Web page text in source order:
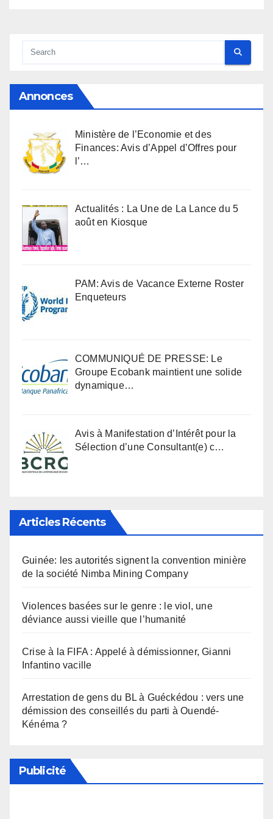
Annonces
Ministère de l’Economie et des
Finances: Avis d’Appel d’Offres pour
l’…
Actualités : La Une de La Lance du 5
août en Kiosque
PAM: Avis de Vacance Externe Roster
Enqueteurs
COMMUNIQUÉ DE PRESSE: Le
Groupe Ecobank maintient une solide
dynamique…
Avis à Manifestation d’Intérêt pour la
Sélection d’une Consultant(e) c…
Articles Récents
Guinée: les autorités signent la convention minière
de la société Nimba Mining Company
Violences basées sur le genre : le viol, une
déviance aussi vieille que l’humanité
Crise à la FIFA : Appelé à démissionner, Gianni
Infantino vacille
Arrestation de gens du BL à Guéckédou : vers une
démission des conseillés du parti à Ouendé-
Kénéma ?
Publicité